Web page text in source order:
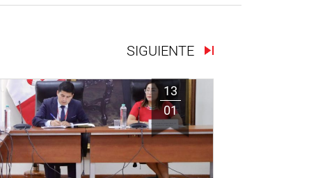
SIGUIENTE
13
01